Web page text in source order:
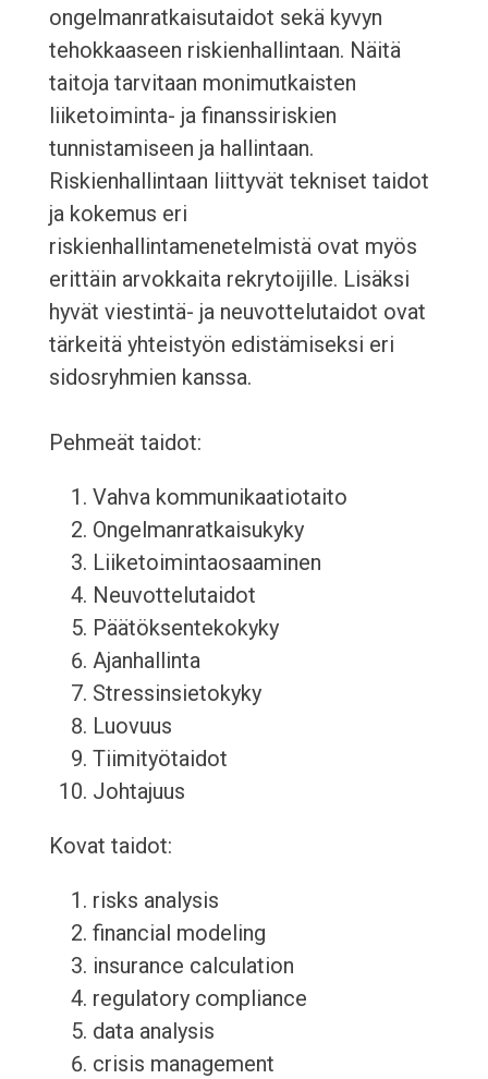
ongelmanratkaisutaidot sekä kyvyn
tehokkaaseen riskienhallintaan. Näitä
taitoja tarvitaan monimutkaisten
liiketoiminta- ja finanssiriskien
tunnistamiseen ja hallintaan.
Riskienhallintaan liittyvät tekniset taidot
ja kokemus eri
riskienhallintamenetelmistä ovat myös
erittäin arvokkaita rekrytoijille. Lisäksi
hyvät viestintä- ja neuvottelutaidot ovat
tärkeitä yhteistyön edistämiseksi eri
sidosryhmien kanssa.
Pehmeät taidot:
Vahva kommunikaatiotaito
Ongelmanratkaisukyky
Liiketoimintaosaaminen
Neuvottelutaidot
Päätöksentekokyky
Ajanhallinta
Stressinsietokyky
Luovuus
Tiimityötaidot
Johtajuus
Kovat taidot:
risks analysis
financial modeling
insurance calculation
regulatory compliance
data analysis
crisis management